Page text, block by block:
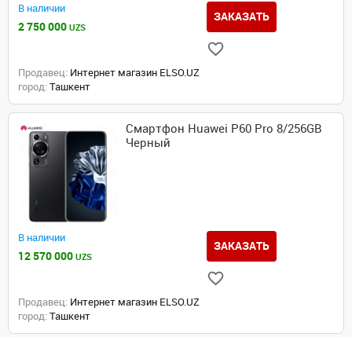
В наличии
2 750 000 UZS
ЗАКАЗАТЬ
Продавец: Интернет магазин ELSO.UZ
город: Ташкент
Смартфон Huawei P60 Pro 8/256GB
Черный
В наличии
12 570 000 UZS
ЗАКАЗАТЬ
Продавец: Интернет магазин ELSO.UZ
город: Ташкент